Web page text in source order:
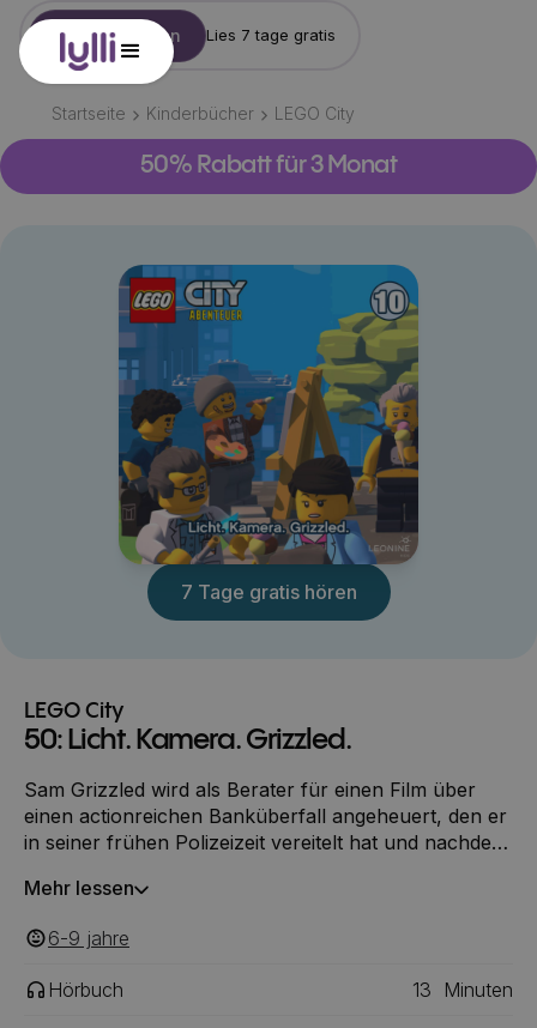
Konto erstellen Lies 7 tage gratis
Startseite Kinderbücher LEGO City
50% Rabatt für 3 Monat
7 Tage gratis hören
LEGO City
50: Licht. Kamera. Grizzled.
Sam Grizzled wird als Berater für einen Film über
einen actionreichen Banküberfall angeheuert, den er
in seiner frühen Polizeizeit vereitelt hat und nachdem
Fehler im Dienst macht, nimmt er seinen aller ersten
Mehr lessen
6-9 ‎‎ jahre
Hörbuch 13 Minuten